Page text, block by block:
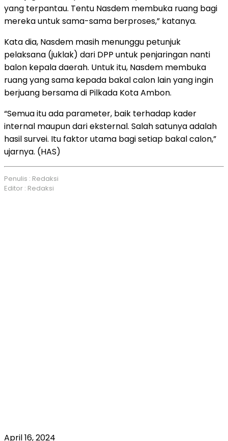
yang terpantau. Tentu Nasdem membuka ruang bagi
mereka untuk sama-sama berproses,” katanya.
Kata dia, Nasdem masih menunggu petunjuk
pelaksana (juklak) dari DPP untuk penjaringan nanti
balon kepala daerah. Untuk itu, Nasdem membuka
ruang yang sama kepada bakal calon lain yang ingin
berjuang bersama di Pilkada Kota Ambon.
“Semua itu ada parameter, baik terhadap kader
internal maupun dari eksternal. Salah satunya adalah
hasil survei. Itu faktor utama bagi setiap bakal calon,”
ujarnya. (HAS)
Penulis : Redaksi
Editor : Redaksi
April 16, 2024